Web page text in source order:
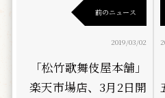
前のニュース
2019/03/02
「松竹歌舞伎屋本舗」
楽天市場店、3月2日開